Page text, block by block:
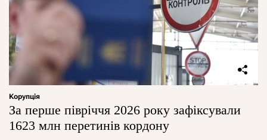
Корупція
За перше півріччя 2026 року зафіксували
1623 млн перетинів кордону